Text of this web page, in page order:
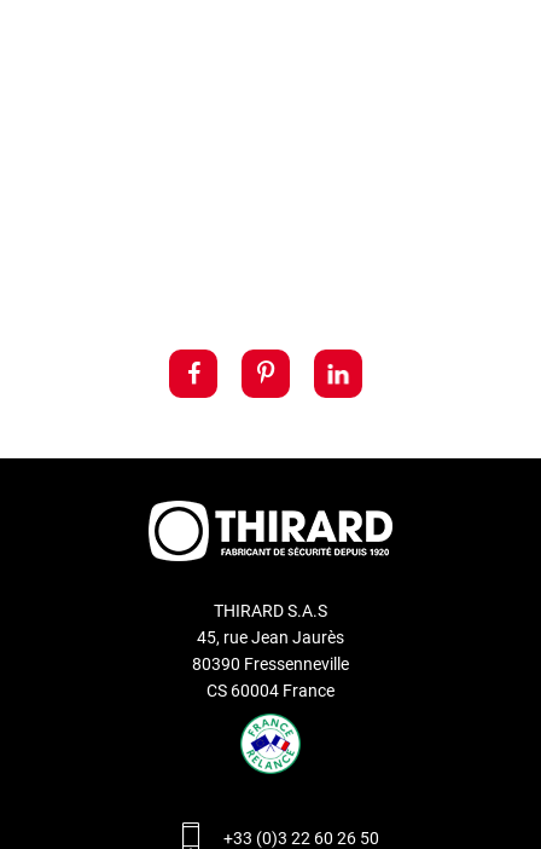
THIRARD S.A.S
45, rue Jean Jaurès
80390 Fressenneville
CS 60004 France
+33 (0)3 22 60 26 50